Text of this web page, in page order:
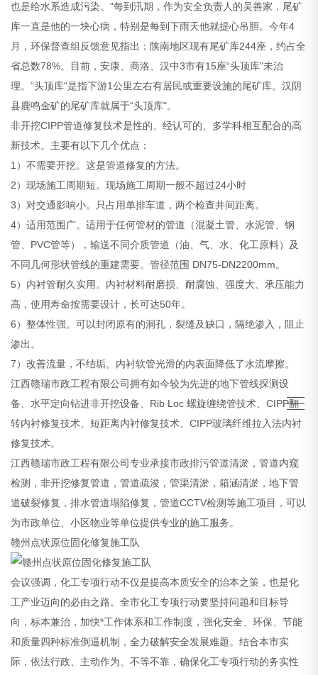
也是给水系造成污染。"每到汛期，作为安全负责人的吴善家，尾矿
库一直是他的一块心病，特别是每到下雨天他就提心吊胆。今年4
月，环保督查组反馈意见指出：陕南地区现有尾矿库244座，约占全
省总数78%。目前，安康、商洛、汉中3市有15座“头顶库"未治
理。“头顶库"是指下游1公里左右有居民或重要设施的尾矿库。汉阴
县鹿鸣金矿的尾矿库就属于“头顶库"。
非开挖CIPP管道修复技术是性的、经认可的、多学科相互配合的高
新技术。主要有以下几个优点：
1）不需要开挖。这是管道修复的方法。
2）现场施工周期短。现场施工周期一般不超过24小时
3）对交通影响小。只占用单排车道，两个检查井间距离。
4）适用范围广。适用于任何管材的管道（混凝土管、水泥管、钢
管、PVC管等），输送不同介质管道（油、气、水、化工原料）及
不同几何形状管线的重建需要。管径范围 DN75-DN2200mm。
5）内衬管耐久实用。内衬材料耐磨损、耐腐蚀、强度大、承压能力
高，使用寿命按需要设计，长可达50年。
6）整体性强。可以封闭原有的洞孔，裂缝及缺口，隔绝渗入，阻止
渗出。
7）改善流量，不结垢。内衬软管光滑的内表面降低了水流摩擦。
江西赣瑞市政工程有限公司拥有如今较为先进的地下管线探测设
备、水平定向钻进非开挖设备、Rib Loc 螺旋缠绕管技术、CIPP翻
转内衬修复技术、短距离内衬修复技术、CIPP玻璃纤维拉入法内衬
修复技术。
江西赣瑞市政工程有限公司专业承接市政排污管道清淤，管道内窥
检测，非开挖修复管道，管道疏浚，管渠清淤，箱涵清淤，地下管
道破裂修复，排水管道塌陷修复，管道CCTV检测等施工项目，可以
为市政单位、小区物业等单位提供专业的施工服务。
赣州点状原位固化修复施工队
会议强调，化工专项行动不仅是提高本质安全的治本之策，也是化
工产业迈向的必由之路。全市化工专项行动要坚持问题和目标导
向，标本兼治，加快*工作体系和工作制度，强化安全、环保、节能
和质量四种标准倒逼机制，全力破解安全发展难题。结合本市实
际，依法行政、主动作为、不等不靠，确保化工专项行动的务实性